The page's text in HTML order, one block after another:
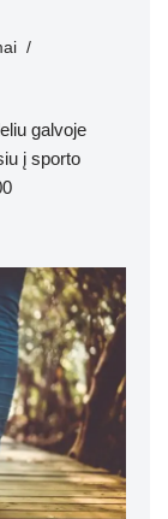
galvoje
į sporto